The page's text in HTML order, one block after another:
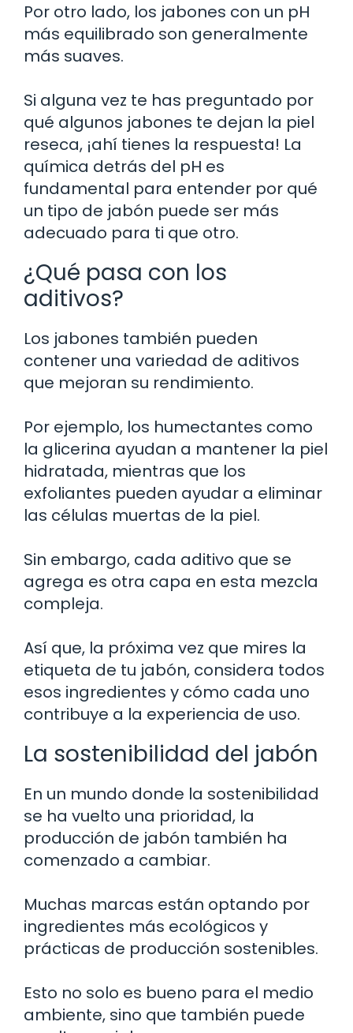
Por otro lado, los jabones con un pH
más equilibrado son generalmente
más suaves.
Si alguna vez te has preguntado por
qué algunos jabones te dejan la piel
reseca, ¡ahí tienes la respuesta! La
química detrás del pH es
fundamental para entender por qué
un tipo de jabón puede ser más
adecuado para ti que otro.
¿Qué pasa con los
aditivos?
Los jabones también pueden
contener una variedad de aditivos
que mejoran su rendimiento.
Por ejemplo, los humectantes como
la glicerina ayudan a mantener la piel
hidratada, mientras que los
exfoliantes pueden ayudar a eliminar
las células muertas de la piel.
Sin embargo, cada aditivo que se
agrega es otra capa en esta mezcla
compleja.
Así que, la próxima vez que mires la
etiqueta de tu jabón, considera todos
esos ingredientes y cómo cada uno
contribuye a la experiencia de uso.
La sostenibilidad del jabón
En un mundo donde la sostenibilidad
se ha vuelto una prioridad, la
producción de jabón también ha
comenzado a cambiar.
Muchas marcas están optando por
ingredientes más ecológicos y
prácticas de producción sostenibles.
Esto no solo es bueno para el medio
ambiente, sino que también puede